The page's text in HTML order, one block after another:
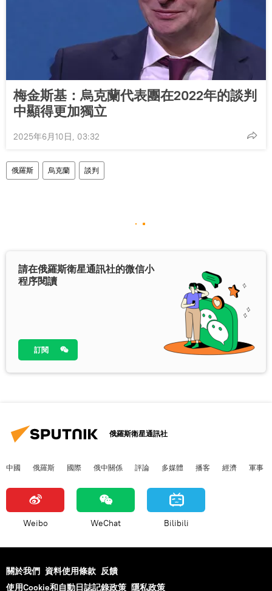
梅金斯基：烏克蘭代表團在2022年的談判
中顯得更加獨立
2025年6月10日, 03:32
俄羅斯 烏克蘭 談判
請在俄羅斯衛星通訊社的微信小
程序閱讀
訂閱
俄羅斯衛星通訊社
中國 俄羅斯 國際 俄中關係 評論 多媒體 播客 經濟 軍事
Weibo WeChat Bilibili
關於我們 資料使用條款 反饋
使用Cookie和自動日誌記錄政策 隱私政策